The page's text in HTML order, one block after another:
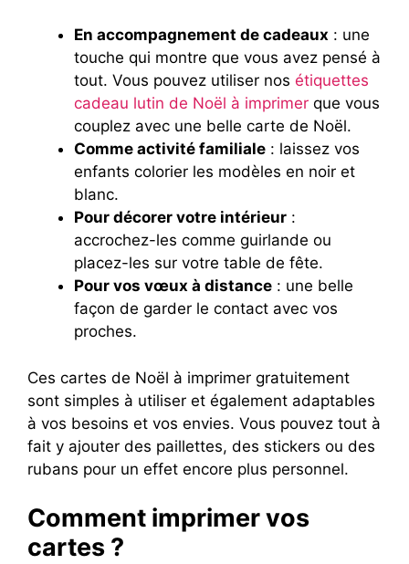
En accompagnement de cadeaux : une
touche qui montre que vous avez pensé à
tout. Vous pouvez utiliser nos étiquettes
cadeau lutin de Noël à imprimer que vous
couplez avec une belle carte de Noël.
Comme activité familiale : laissez vos
enfants colorier les modèles en noir et
blanc.
Pour décorer votre intérieur :
accrochez-les comme guirlande ou
placez-les sur votre table de fête.
Pour vos vœux à distance : une belle
façon de garder le contact avec vos
proches.
Ces cartes de Noël à imprimer gratuitement
sont simples à utiliser et également adaptables
à vos besoins et vos envies. Vous pouvez tout à
fait y ajouter des paillettes, des stickers ou des
rubans pour un effet encore plus personnel.
Comment imprimer vos
cartes ?